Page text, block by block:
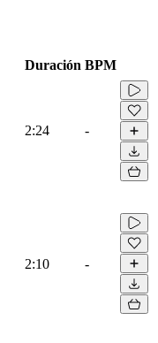
Duración BPM
2:24 -
2:10 -